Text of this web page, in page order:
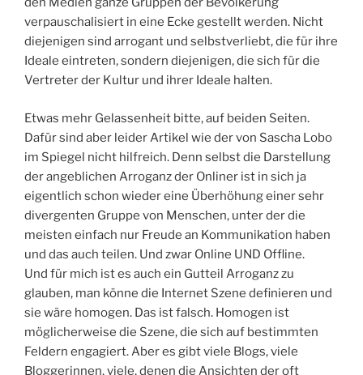
verpauschalisiert in eine Ecke gestellt werden. Nicht
diejenigen sind arrogant und selbstverliebt, die für ihre
Ideale eintreten, sondern diejenigen, die sich für die
Vertreter der Kultur und ihrer Ideale halten.
Etwas mehr Gelassenheit bitte, auf beiden Seiten.
Dafür sind aber leider Artikel wie der von Sascha Lobo
im Spiegel nicht hilfreich. Denn selbst die Darstellung
der angeblichen Arroganz der Onliner ist in sich ja
eigentlich schon wieder eine Überhöhung einer sehr
divergenten Gruppe von Menschen, unter der die
meisten einfach nur Freude an Kommunikation haben
und das auch teilen. Und zwar Online UND Offline.
Und für mich ist es auch ein Gutteil Arroganz zu
glauben, man könne die Internet Szene definieren und
sie wäre homogen. Das ist falsch. Homogen ist
möglicherweise die Szene, die sich auf bestimmten
Feldern engagiert. Aber es gibt viele Blogs, viele
Bloggerinnen, viele, denen die Ansichten der oft